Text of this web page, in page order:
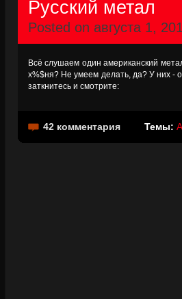
Русский метал
Posted on августа 1,
Всё слушаем один американский
х%$ня? Не умеем делать, да? У них -
заткнитесь и смотрите:
42 комментария Темы: